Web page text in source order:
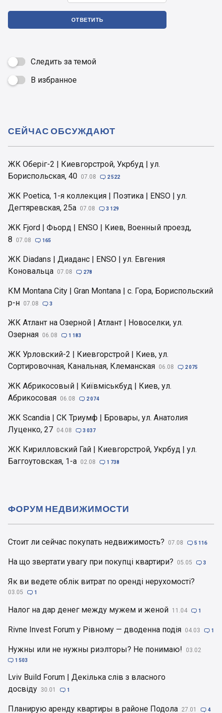
ОТВЕТИТЬ
Следить за темой
 В избранное
ЖК Оберіг-2 | Киевгорстрой, Укрбуд | ул.
Бориспольская, 40 07.08  2 522
ЖК Poetica, 1-я коллекция | Поэтика | ENSO | ул.
Дегтяревская, 25а 07.08  3 129
ЖК Fjord | Фьорд | ENSO | Киев, Военный проезд,
8
07.08  165
ЖК Diadans | Диаданс | ENSO | ул. Евгения
Коновальца 07.08  278
КМ Montana City | Gran Montana | с. Гора, Бориспольский
р-н 07.08  3
ЖК Атлант на Озерной | Атлант | Новоселки, ул.
Озерная 06.08  1 183
ЖК Урловский-2 | Киевгорстрой | Киев, ул.
Сортировочная, Канальная, Клеманская 06.08  2 075
ЖК Абрикосовый | Київміськбуд | Киев, ул.
Абрикосовая 06.08  2 074
ЖК Scandia | СК Триумф | Бровары, ул. Анатолия
Луценко, 27 04.08  3 037
ЖК Кирилловский Гай | Киевгорстрой, Укрбуд | ул.
Баггоутовская, 1-а 02.08  1 738
СЕЙЧАС ОБСУЖДАЮТ
Стоит ли сейчас покупать недвижимость? 07.08  5 116
На що звертати увагу при покупці квартири? 05.05  3
Як ви ведете облік витрат по оренді нерухомості?
03.05  1
Налог на дар денег между мужем и женой 11.04  1
Rivne Invest Forum у Рівному — дводенна подія 04.03  1
Нужны или не нужны риэлторы? Не понимаю! 03.02
 1 503
Lviv Build Forum | Декілька слів з власного
досвіду 30.01  1
Планирую аренду квартиры в районе Подола 27.01  4
ФОРУМ НЕДВИЖИМОСТИ